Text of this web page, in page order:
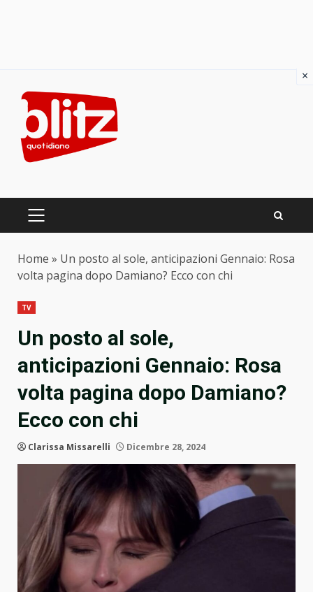
content
PRIMARY
Home » Un posto al sole, anticipazioni Gennaio: Rosa
volta pagina dopo Damiano? Ecco con chi
TV
Un posto al sole,
anticipazioni Gennaio: Rosa
volta pagina dopo Damiano?
Ecco con chi
Clarissa Missarelli Dicembre 28, 2024
×